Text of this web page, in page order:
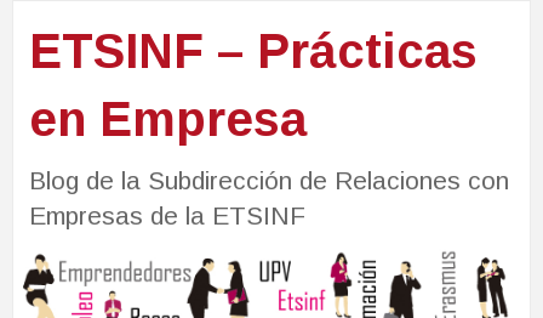
ETSINF – Prácticas
en Empresa
Blog de la Subdirección de Relaciones con
Empresas de la ETSINF